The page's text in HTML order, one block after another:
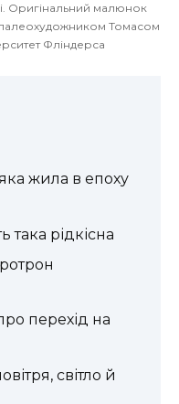
Оригінальний малюнок
Томасом
Фліндерса
жила в епоху
така рідкісна
перехід на
світло й